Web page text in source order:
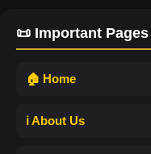
📜 Important Pages
🏠 Home
ℹ️ About Us